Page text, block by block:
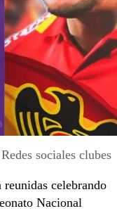
Redes sociales clubes
celebrando
Nacional